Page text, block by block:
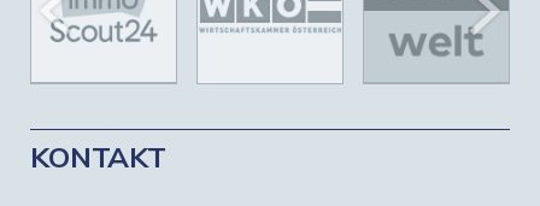
KONTAKT